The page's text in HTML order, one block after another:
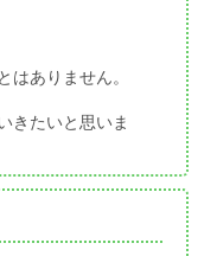
ありません。
きたいと思いま